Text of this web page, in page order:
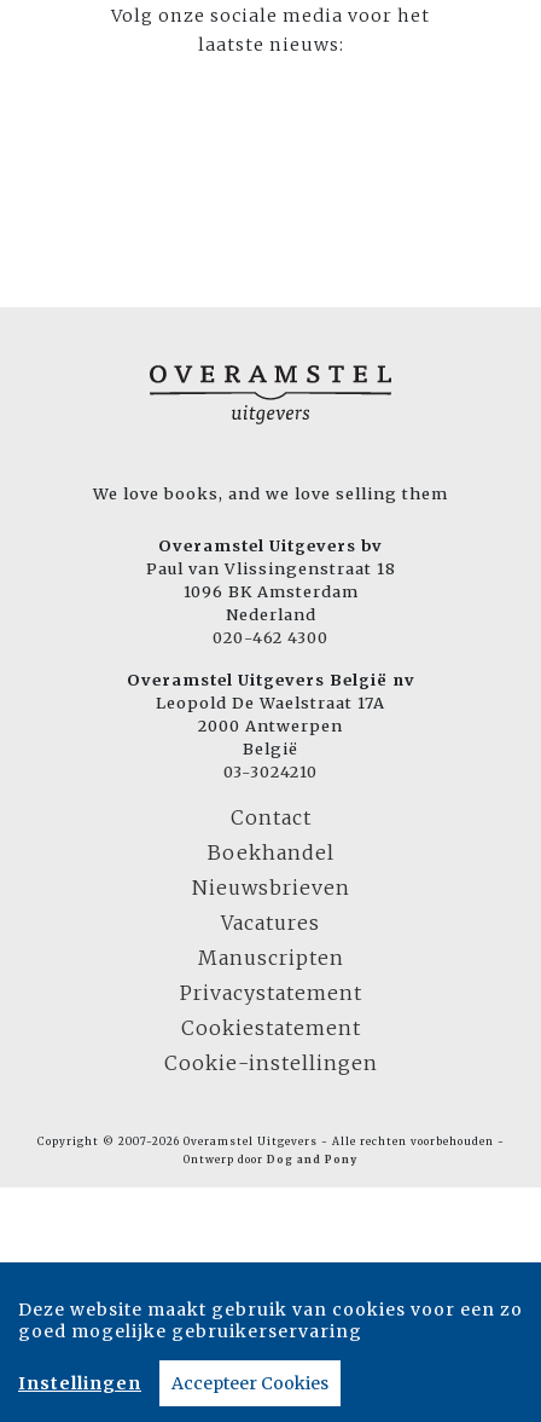
Volg onze sociale media voor het
laatste nieuws:
We love books, and we love selling them
Overamstel Uitgevers bv
Paul van Vlissingenstraat 18
1096 BK Amsterdam
Nederland
020-462 4300
Overamstel Uitgevers België nv
Leopold De Waelstraat 17A
2000 Antwerpen
België
03-3024210
Contact
Boekhandel
Nieuwsbrieven
Vacatures
Manuscripten
Privacystatement
Cookiestatement
Cookie-instellingen
Copyright © 2007-2026 Overamstel Uitgevers - Alle rechten voorbehouden -
Ontwerp door Dog and Pony
Deze website maakt gebruik van cookies voor een zo
goed mogelijke gebruikerservaring
Instellingen Accepteer Cookies